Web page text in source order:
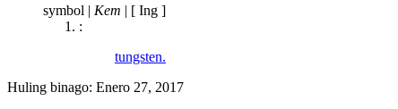
symbol | Kem | [ Ing ]
:
tungsten.
Huling binago: Enero 27, 2017